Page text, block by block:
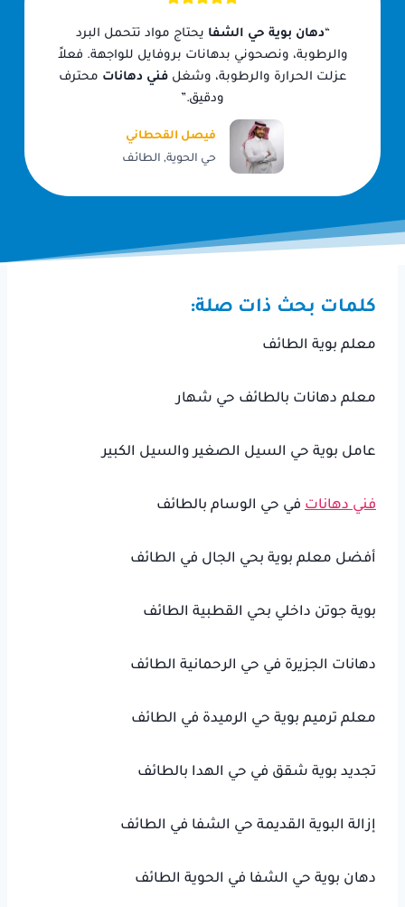
“دهان بوية حي الشفا يحتاج مواد تتحمل البرد
والرطوبة، ونصحوني بدهانات بروفايل للواجهة. فعلاً
عزلت الحرارة والرطوبة، وشغل فني دهانات محترف
ودقيق.”
فيصل القحطاني
حي الحوية, الطائف
كلمات بحث ذات صلة:
معلم بوية الطائف
معلم دهانات بالطائف حي شهار
عامل بوية حي السيل الصغير والسيل الكبير
فني دهانات في حي الوسام بالطائف
أفضل معلم بوية بحي الجال في الطائف
بوية جوتن داخلي بحي القطبية الطائف
دهانات الجزيرة في حي الرحمانية الطائف
معلم ترميم بوية حي الرميدة في الطائف
تجديد بوية شقق في حي الهدا بالطائف
إزالة البوية القديمة حي الشفا في الطائف
دهان بوية حي الشفا في الحوية الطائف